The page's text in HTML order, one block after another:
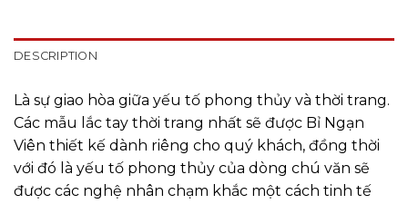
DESCRIPTION
Là sự giao hòa giữa yếu tố phong thủy và thời trang.
Các mẫu lắc tay thời trang nhất sẽ được Bỉ Ngạn
Viên thiết kế dành riêng cho quý khách, đồng thời
với đó là yếu tố phong thủy của dòng chú văn sẽ
được các nghệ nhân chạm khắc một cách tinh tế